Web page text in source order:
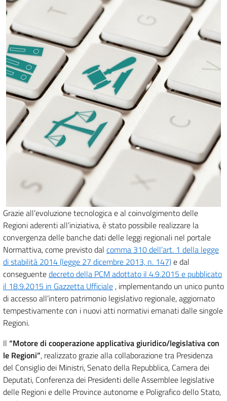
Grazie all’evoluzione tecnologica e al coinvolgimento delle
Regioni aderenti all’iniziativa, è stato possibile realizzare la
convergenza delle banche dati delle leggi regionali nel portale
Normattiva, come previsto dal comma 310 dell’art. 1 della legge
di stabilità 2014 (legge 27 dicembre 2013, n. 147)e dal
conseguentedecreto della PCM adottato il 4.9.2015 e pubblicato
il 18.9.2015 in Gazzetta Ufficiale , implementando un unico punto
di accesso all’intero patrimonio legislativo regionale, aggiornato
tempestivamente con i nuovi atti normativi emanati dalle singole
Regioni.
Il “Motore di cooperazione applicativa giuridico/legislativa con
le Regioni”, realizzato grazie alla collaborazione tra Presidenza
del Consiglio dei Ministri, Senato della Repubblica, Camera dei
Deputati, Conferenza dei Presidenti delle Assemblee legislative
delle Regioni e delle Province autonome e Poligrafico dello Stato,